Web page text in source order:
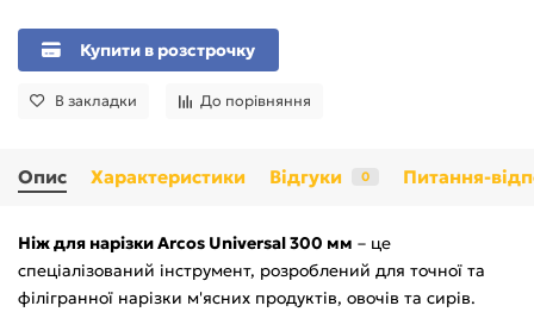
Купити в розстрочку
В закладки До порівняння
Опис Характеристики Відгуки 0 Питання-
Ніж для нарізки Arcos Universal 300 мм – це
спеціалізований інструмент, розроблений для точної та
філігранної нарізки м'ясних продуктів, овочів та сирів.